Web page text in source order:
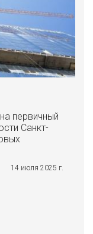
первичный
Санкт-
14 июля 2025 г.